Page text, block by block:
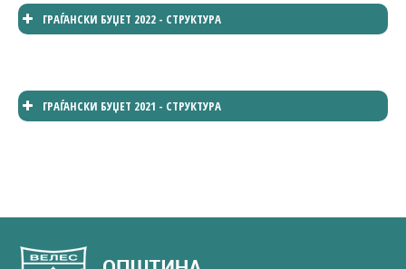
ГРАЃАНСКИ БУЏЕТ 2022 - СТРУКТУРА
ГРАЃАНСКИ БУЏЕТ 2021 - СТРУКТУРА
1/32